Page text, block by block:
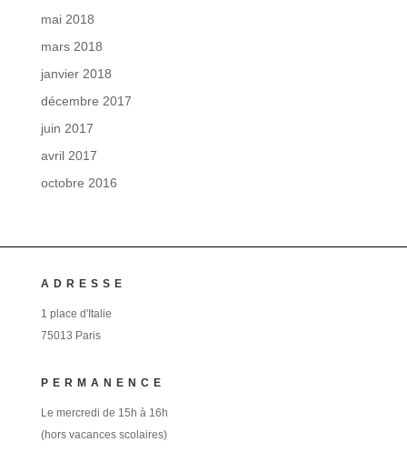
mai 2018
mars 2018
janvier 2018
décembre 2017
juin 2017
avril 2017
octobre 2016
ADRESSE
1 place d'Italie
75013 Paris
PERMANENCE
Le mercredi de 15h à 16h
(hors vacances scolaires)